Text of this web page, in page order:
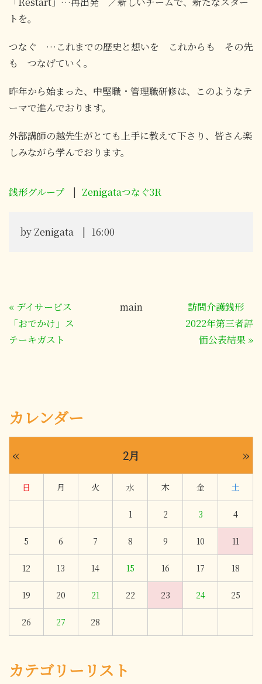
カレンダー
« 2月 »
日 月 火 水 木 金 土
1 2 3 4
5 6 7 8 9 10 11
12 13 14 15 16 17 18
19 20 21 22 23 24 25
26 27 28
カテゴリーリスト
トを。
つなぐ …これまでの歴史と想いを これからも その先
も つなげていく。
昨年から始まった、中堅職・管理職研修は、このようなテ
ーマで進んでおります。
外部講師の越先生がとても上手に教えて下さり、皆さん楽
しみながら学んでおります。
銭形グループ Zenigataつなぐ3R
by Zenigata 16:00
« デイサービス
「おでかけ」ス
テーキガスト
main
訪問介護銭形
2022年第三者評
価公表結果 »